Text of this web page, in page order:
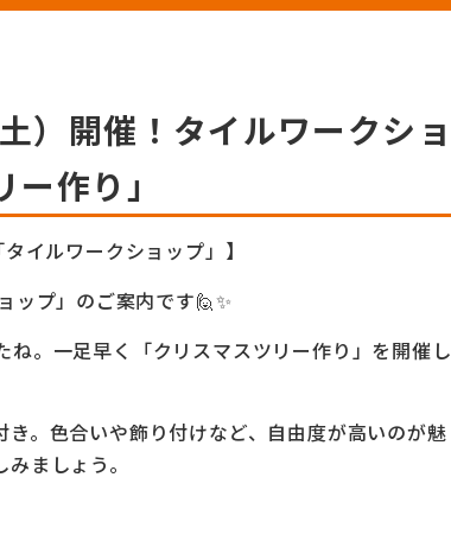
）開催！タイルワークショ
作り」
イルワークショップ」】
ップ」のご案内です🙋✨
ね。一足早く「クリスマスツリー作り」を開催し
。色合いや飾り付けなど、自由度が高いのが魅
ましょう。